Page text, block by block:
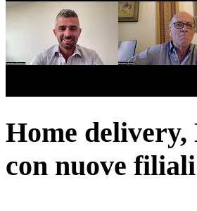
Home
con nuove filiali